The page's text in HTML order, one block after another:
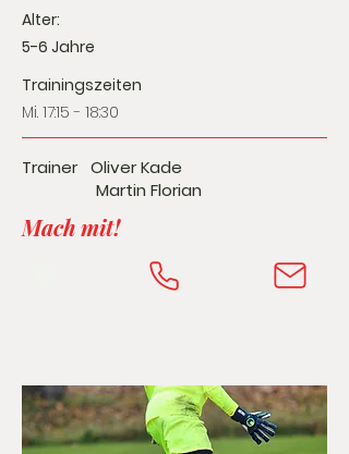
Alter:
5-6 Jahre
Trainingszeiten
Mi. 17:15 - 18:30
Trainer Oliver Kade
Martin Florian
Mach mit!